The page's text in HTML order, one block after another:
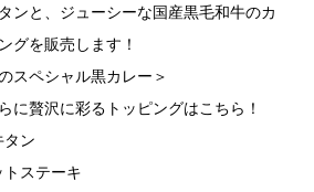
ンと、ジューシーな国産黒毛和牛のカ
グを販売します！
スペシャル黒カレー＞
に贅沢に彩るトッピングはこちら！
タン
ステーキ